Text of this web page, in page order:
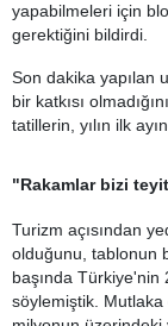
yapabilmeleri için
gerektiğini bildirdi.
Son dakika yapılan
bir katkısı
tatillerin, yılın ilk
"Rakamlar bizi
Turizm açısından
olduğunu, tablonun
başında Türkiye'nin
söylemiştik. Mutlaka